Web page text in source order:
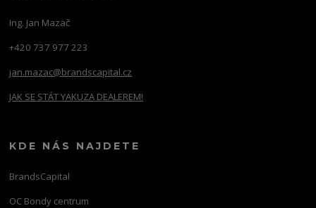
Ing. Jan Mazač
+420 737 977 223
jan.mazac@brandscapital.cz
JAK SE STÁT YAKUZA DEALEREM!
KDE NÁS NAJDETE
BrandsCapital
OC Bondy centrum